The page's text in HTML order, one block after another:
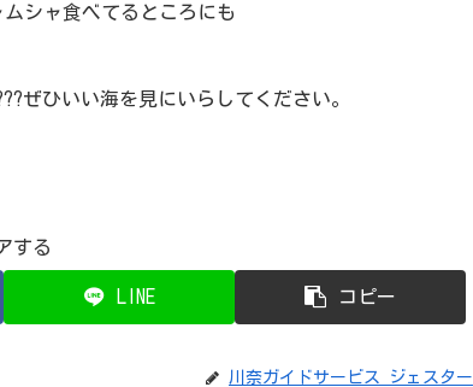
シャ食べてるところにも
ぜひいい海を見にいらしてください。
する
LINE コピー
川奈ガイドサービス ジェスター